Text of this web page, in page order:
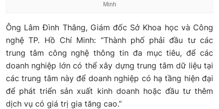
Minh
Ông Lâm Đình Thắng, Giám đốc Sở Khoa học và Công
nghệ TP. Hồ Chí Minh: “Thành phố phải đầu tư các
trung tâm công nghệ thông tin đa mục tiêu, để các
doanh nghiệp lớn có thể xây dựng trung tâm dữ liệu tại
các trung tâm này để doanh nghiệp có hạ tầng hiện đại
để phát triển sản xuất kinh doanh hoặc đầu tư thêm
dịch vụ có giá trị gia tăng cao.”